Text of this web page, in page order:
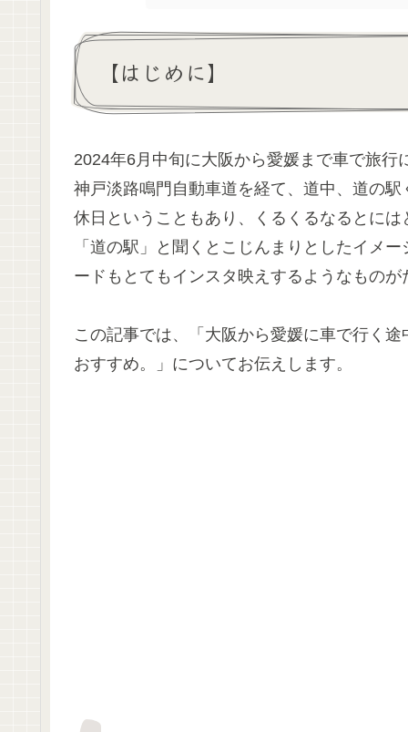
【はじめに】
2024年6月中旬に大阪から愛媛まで車で旅行
神戸淡路鳴門自動車道を経て、道中、道の
休日ということもあり、くるくるなるとに
「道の駅」と聞くとこじんまりとしたイメ
ードもとてもインスタ映えするようなもの
この記事では、「大阪から愛媛に車で行く
おすすめ。」についてお伝えします。